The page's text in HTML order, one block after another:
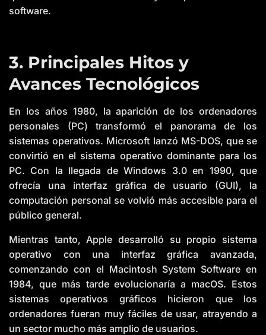
software.
3. Principales Hitos y
Avances Tecnológicos
En los años 1980, la aparición de los ordenadores
personales (PC) transformó el panorama de los
sistemas operativos. Microsoft lanzó MS-DOS, que se
convirtió en el sistema operativo dominante para los
PC. Con la llegada de Windows 3.0 en 1990, que
ofrecía una interfaz gráfica de usuario (GUI), la
computación personal se volvió más accesible para el
público general.
Mientras tanto, Apple desarrolló su propio sistema
operativo con una interfaz gráfica avanzada,
comenzando con el Macintosh System Software en
1984, que más tarde evolucionaría a macOS. Estos
sistemas operativos gráficos hicieron que los
ordenadores fueran muy fáciles de usar, atrayendo a
un sector mucho más amplio de usuarios.